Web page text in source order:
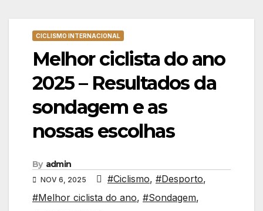
CICLISMO INTERNACIONAL
Melhor ciclista do ano
2025 – Resultados da
sondagem e as
nossas escolhas
By admin
NOV 6, 2025 #Ciclismo, #Desporto,
#Melhor ciclista do ano, #Sondagem,